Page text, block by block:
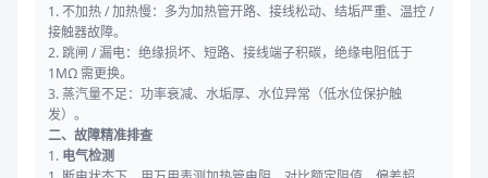
1. 不加热 / 加热慢：多为加热管开路、接线松动、结垢严重、温控 /
接触器故障。
2. 跳闸 / 漏电：绝缘损坏、短路、接线端子积碳，绝缘电阻低于
1MΩ 需更换。
3. 蒸汽量不足：功率衰减、水垢厚、水位异常（低水位保护触
发）。
二、故障精准排查
1. 电气检测